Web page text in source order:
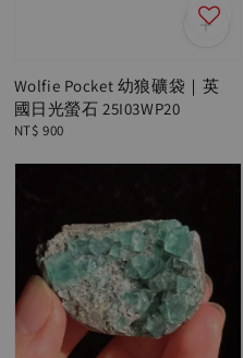
Wolfie Pocket 幼狼礦袋｜英
國日光螢石 25I03WP20
Regular
NT$ 900